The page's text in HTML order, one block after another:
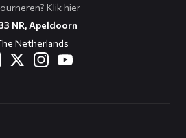
Klik hier
NR, Apeldoorn
Netherlands